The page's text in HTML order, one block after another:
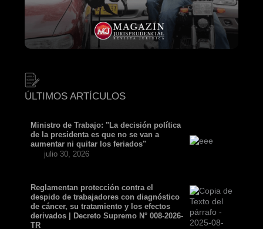
ÚLTIMOS ARTÍCULOS
Ministro de Trabajo: "La decisión política
de la presidenta es que no se van a
aumentar ni quitar los feriados"
julio 30, 2026
Reglamentan protección contra el
despido de trabajadores con diagnóstico
de cáncer, su tratamiento y los efectos
derivados | Decreto Supremo N° 008-2026-
TR